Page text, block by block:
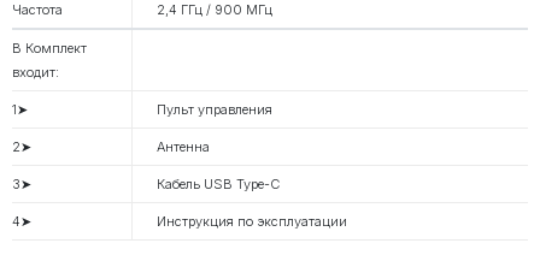
Частота 2,4 ГГц / 900 МГц
В Комплект
входит:
1➤ Пульт управления
2➤ Антенна
3➤ Кабель USB Type-C
4➤ Инструкция по эксплуатации